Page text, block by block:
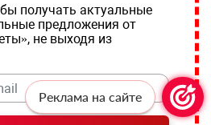
получать актуальные
предложения от
не выходя из
Реклама на сайте